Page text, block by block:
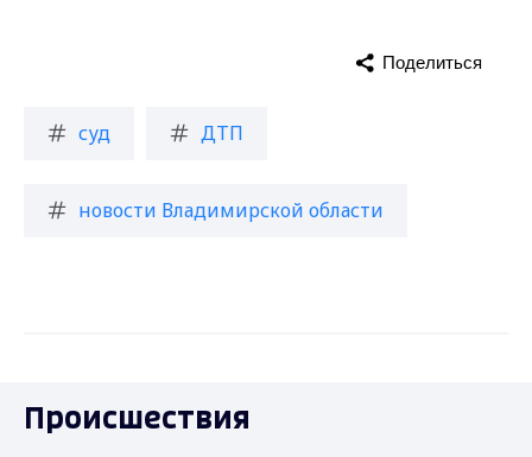
суд ДТП
новости Владимирской области
Поделиться
Происшествия